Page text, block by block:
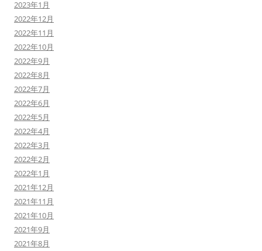
2023年1月
2022年12月
2022年11月
2022年10月
2022年9月
2022年8月
2022年7月
2022年6月
2022年5月
2022年4月
2022年3月
2022年2月
2022年1月
2021年12月
2021年11月
2021年10月
2021年9月
2021年8月